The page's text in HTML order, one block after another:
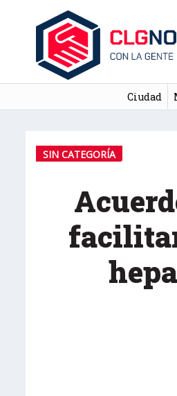
Ciudad
SIN CATEGORÍA